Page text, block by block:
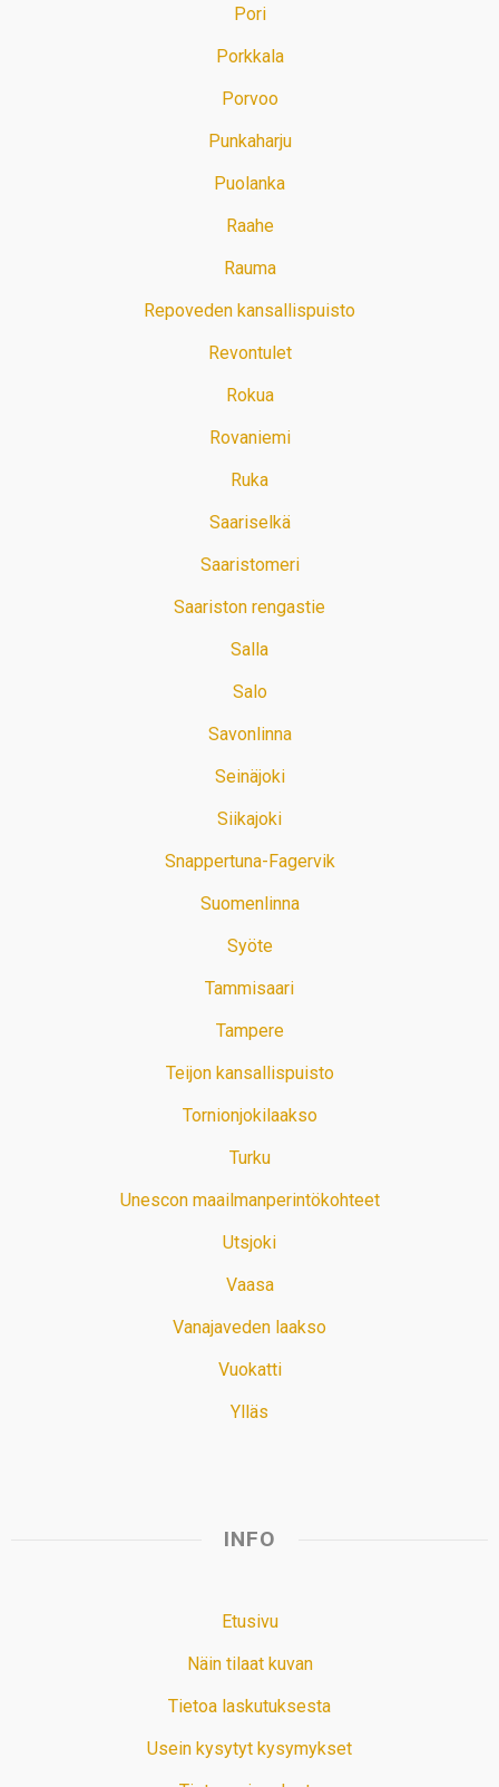
Pori
Porkkala
Porvoo
Punkaharju
Puolanka
Raahe
Rauma
Repoveden kansallispuisto
Revontulet
Rokua
Rovaniemi
Ruka
Saariselkä
Saaristomeri
Saariston rengastie
Salla
Salo
Savonlinna
Seinäjoki
Siikajoki
Snappertuna-Fagervik
Suomenlinna
Syöte
Tammisaari
Tampere
Teijon kansallispuisto
Tornionjokilaakso
Turku
Unescon maailmanperintökohteet
Utsjoki
Vaasa
Vanajaveden laakso
Vuokatti
Ylläs
INFO
Etusivu
Näin tilaat kuvan
Tietoa laskutuksesta
Usein kysytyt kysymykset